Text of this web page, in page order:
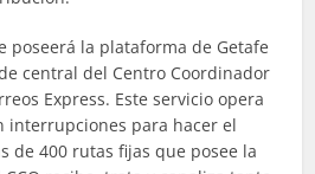
poseerá la plataforma de Getafe
central del Centro Coordinador
Express. Este servicio opera
interrupciones para hacer el
de 400 rutas fijas que posee la